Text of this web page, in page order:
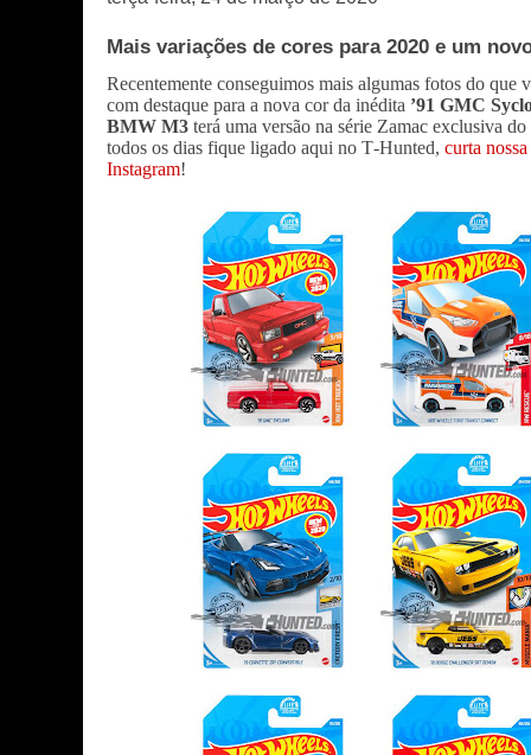
Mais variações de cores para 2020 e um
Recentemente conseguimos mais algumas fotos do
com destaque para a nova cor da inédita ’91 GMC
BMW M3 terá uma versão na série Zamac exclusiva
todos os dias fique ligado aqui no T-Hunted, curta
Instagram!